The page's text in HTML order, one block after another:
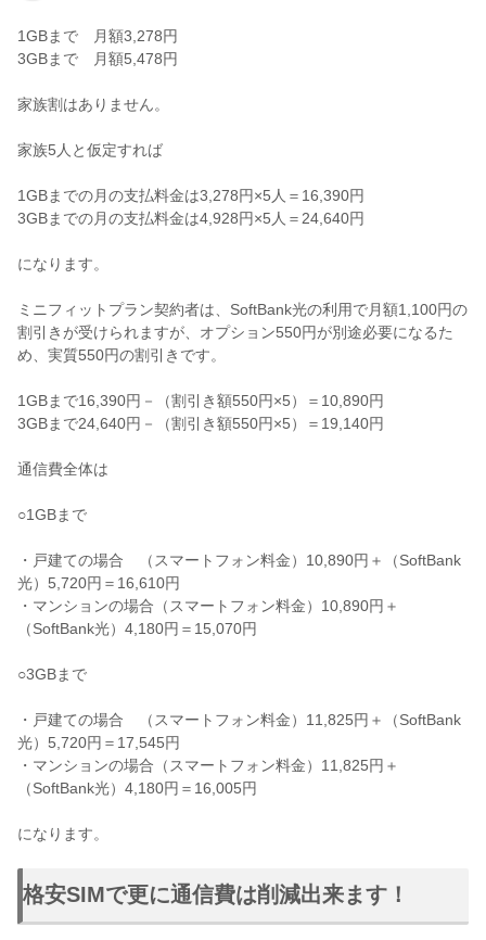
1GBまで 月額3,278円
3GBまで 月額5,478円
家族割はありません。
家族5人と仮定すれば
1GBまでの月の支払料金は3,278円×5人＝16,390円
3GBまでの月の支払料金は4,928円×5人＝24,640円
になります。
ミニフィットプラン契約者は、SoftBank光の利用で月額1,100円の
割引きが受けられますが、オプション550円が別途必要になるた
め、実質550円の割引きです。
1GBまで16,390円－（割引き額550円×5）＝10,890円
3GBまで24,640円－（割引き額550円×5）＝19,140円
通信費全体は
○1GBまで
・戸建ての場合 （スマートフォン料金）10,890円＋（SoftBank
光）5,720円＝16,610円
・マンションの場合（スマートフォン料金）10,890円＋
（SoftBank光）4,180円＝15,070円
○3GBまで
・戸建ての場合 （スマートフォン料金）11,825円＋（SoftBank
光）5,720円＝17,545円
・マンションの場合（スマートフォン料金）11,825円＋
（SoftBank光）4,180円＝16,005円
になります。
格安SIMで更に通信費は削減出来ます！